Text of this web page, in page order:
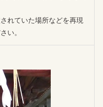
れていた場所などを再現
い。